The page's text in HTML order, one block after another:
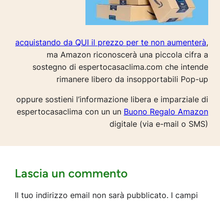
acquistando da QUI il prezzo per te non aumenterà,
ma Amazon riconoscerà una piccola cifra a
sostegno di espertocasaclima.com che intende
rimanere libero da insopportabili Pop-up
oppure sostieni l’informazione libera e imparziale di
espertocasaclima con un un Buono Regalo Amazon
digitale (via e-mail o SMS)
Lascia un commento
Il tuo indirizzo email non sarà pubblicato. I campi